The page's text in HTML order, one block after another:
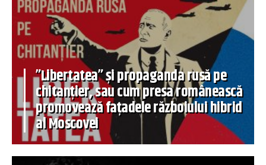
”Libertatea” și propaganda rusă pe
chitanțier, sau cum presa românească
promovează fațadele războiului hibrid
al Moscovei